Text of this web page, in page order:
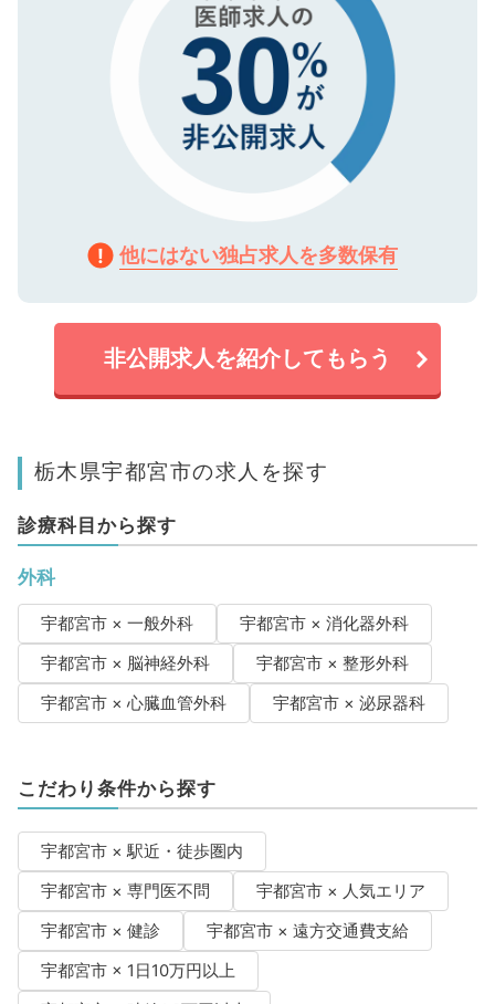
他にはない独占求人を多数保有
非公開求人を紹介してもらう
栃木県宇都宮市の求人を探す
診療科目から探す
外科
宇都宮市 × 一般外科
宇都宮市 × 消化器外科
宇都宮市 × 脳神経外科
宇都宮市 × 整形外科
宇都宮市 × 心臓血管外科
宇都宮市 × 泌尿器科
こだわり条件から探す
宇都宮市 × 駅近・徒歩圏内
宇都宮市 × 専門医不問
宇都宮市 × 人気エリア
宇都宮市 × 健診
宇都宮市 × 遠方交通費支給
宇都宮市 × 1日10万円以上